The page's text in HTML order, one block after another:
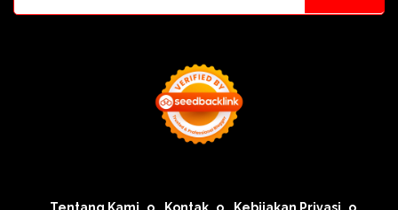
Tentang Kami Kontak Kebijakan Privasi